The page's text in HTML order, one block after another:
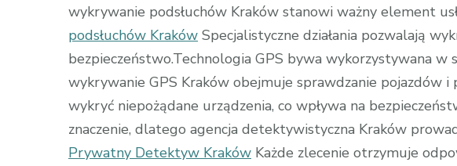
wykrywanie podsłuchów Kraków stanowi ważny element
podsłuchów Kraków Specjalistyczne działania pozwalają
bezpieczeństwo.Technologia GPS bywa wykorzystywana
wykrywanie GPS Kraków obejmuje sprawdzanie pojazdów i
wykryć niepożądane urządzenia, co wpływa na
znaczenie, dlatego agencja detektywistyczna Kraków
Prywatny Detektyw Kraków Każde zlecenie otrzymuje